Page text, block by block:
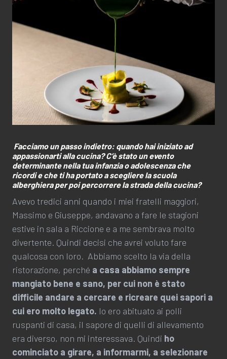
Facciamo un passo indietro: quando hai iniziato ad
appassionarti alla cucina? C’è stato un evento
determinante nella tua infanzia o adolescenza che
ricordi e che ti ha portato a scegliere la scuola
alberghiera per poi percorrere la strada della cucina?
Avevo tredici anni quando i miei fratelli maggiori,
Massimo e Giuseppe, andavano a fare le stagioni
estive in sala a Riccione e a me sembrava molto
divertente. Quindi decisi che avrei voluto fare
qualcosa con loro. Abbiamo scelto la via della
ristorazione, perché a casa abbiamo sempre
mangiato bene e sano, per cui non è stato
difficile andare a cercare e ricreare quei sapori a
cui ero molto legato. Io ero abituato ai polli
ruspanti di casa, il sapore di quelli di allevamento
era diverso, non mi interessava. Quindi ho
cominciato a girare, a informarmi, a selezionare